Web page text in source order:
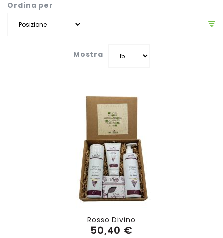
Ordina per
Mostra
Rosso Divino
50,40 €